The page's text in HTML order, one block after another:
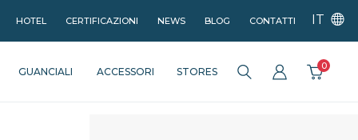
HOTEL CERTIFICAZIONI NEWS BLOG CONTATTI IT
STORES 0
GUANCIALI ACCESSORI